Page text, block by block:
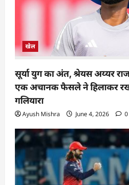
खेल
सूर्या युग का अंत, श्रेयस अय्यर
एक अचानक फैसले ने हिलाकर रख
गलियारा
Ayush Mishra June 4, 2026 0